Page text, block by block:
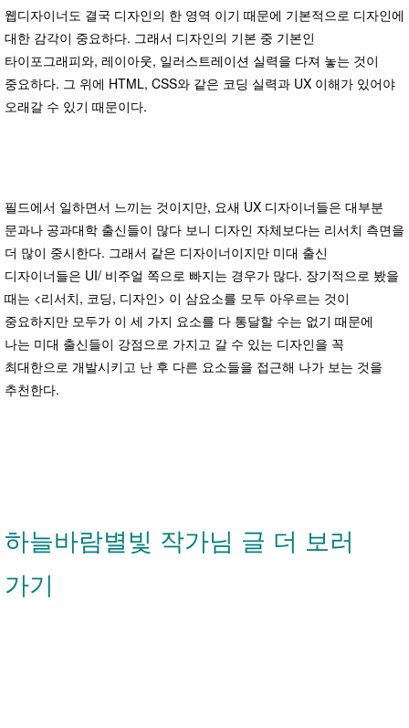
웹디자이너도 결국 디자인의 한 영역 이기 때문에 기본적으로 디자인에
대한 감각이 중요하다. 그래서 디자인의 기본 중 기본인
타이포그래피와, 레이아웃, 일러스트레이션 실력을 다져 놓는 것이
중요하다. 그 위에 HTML, CSS와 같은 코딩 실력과 UX 이해가 있어야
오래갈 수 있기 때문이다.
필드에서 일하면서 느끼는 것이지만, 요새 UX 디자이너들은 대부분
문과나 공과대학 출신들이 많다 보니 디자인 자체보다는 리서치 측면을
더 많이 중시한다. 그래서 같은 디자이너이지만 미대 출신
디자이너들은 UI/ 비주얼 쪽으로 빠지는 경우가 많다. 장기적으로 봤을
때는 <리서치, 코딩, 디자인> 이 삼요소를 모두 아우르는 것이
중요하지만 모두가 이 세 가지 요소를 다 통달할 수는 없기 때문에
나는 미대 출신들이 강점으로 가지고 갈 수 있는 디자인을 꼭
최대한으로 개발시키고 난 후 다른 요소들을 접근해 나가 보는 것을
추천한다.
하늘바람별빛 작가님 글 더 보러
가기